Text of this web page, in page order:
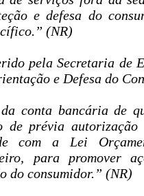
e defesa do
(NR)
pela Secretaria de
e Defesa do
conta bancária de
prévia autorização
com a Lei
para promover
do consumidor.” (NR)